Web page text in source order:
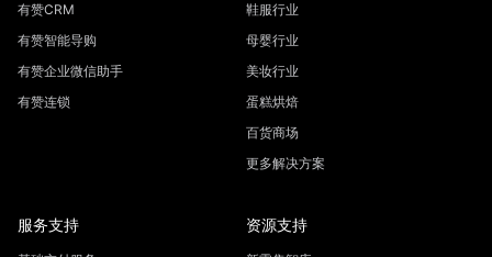
有赞CRM
有赞智能导购
有赞企业微信助手
有赞连锁
鞋服行业
母婴行业
美妆行业
蛋糕烘焙
百货商场
更多解决方案
服务支持 资源支持